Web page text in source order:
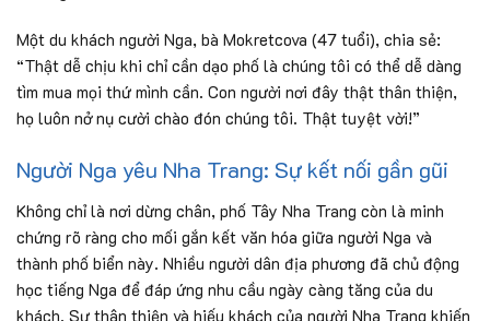
Một du khách người Nga, bà Mokretcova (47 tuổi), chia sẻ:
“Thật dễ chịu khi chỉ cần dạo phố là chúng tôi có thể dễ dàng
tìm mua mọi thứ mình cần. Con người nơi đây thật thân thiện,
họ luôn nở nụ cười chào đón chúng tôi. Thật tuyệt vời!”
Người Nga yêu Nha Trang: Sự kết nối gần gũi
Không chỉ là nơi dừng chân, phố Tây Nha Trang còn là minh
chứng rõ ràng cho mối gắn kết văn hóa giữa người Nga và
thành phố biển này. Nhiều người dân địa phương đã chủ động
học tiếng Nga để đáp ứng nhu cầu ngày càng tăng của du
khách. Sự thân thiện và hiếu khách của người Nha Trang khiến